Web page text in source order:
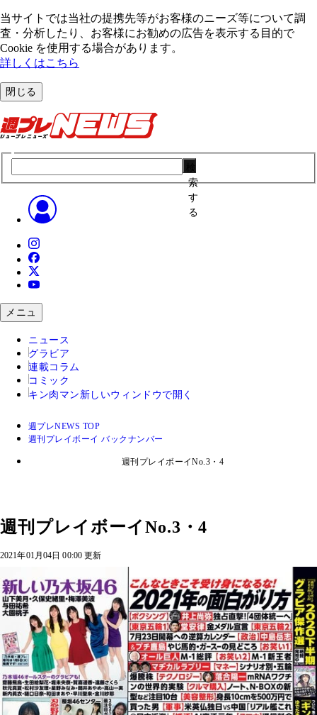
当サイトでは当社の提携先等がお客様のニーズ等について調
査・分析したり、お客様にお勧めの広告を表⽰する⽬的で
Cookie を使⽤する場合があります。
詳しくはこちら
閉じる
索
す
る
メニュ
ニュース
グラビア
連載コラム
コミック
キン肉マン 新しいウィンドウで開く
週プレNEWS TOP
週刊プレイボーイ バックナンバー
週刊プレイボーイNo.3・4
週刊プレイボーイNo.3・4
2021年01月04日 00:00 更新